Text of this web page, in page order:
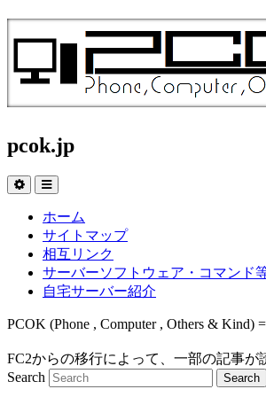
pcok.jp
ホーム
サイトマップ
相互リンク
サーバーソフトウェア・コマンド
自宅サーバー紹介
PCOK (Phone , Computer , Others &
FC2からの移行によって、一部の記事が
Search